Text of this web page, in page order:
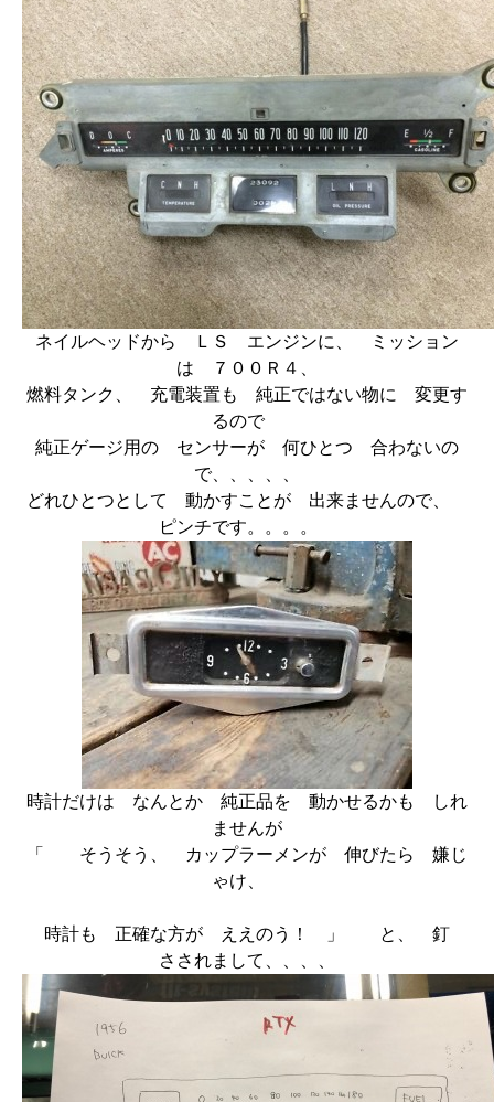
ネイルヘッドから ＬＳ エンジンに、 ミッション
は ７００Ｒ４、
燃料タンク、 充電装置も 純正ではない物に 変更す
るので
純正ゲージ用の センサーが 何ひとつ 合わないの
で、、、、、
どれひとつとして 動かすことが 出来ませんので、
ピンチです。。。。
時計だけは なんとか 純正品を 動かせるかも しれ
ませんが
「 そうそう、 カップラーメンが 伸びたら 嫌じ
ゃけ、
時計も 正確な方が ええのう！ 」 と、 釘
さされまして、、、、